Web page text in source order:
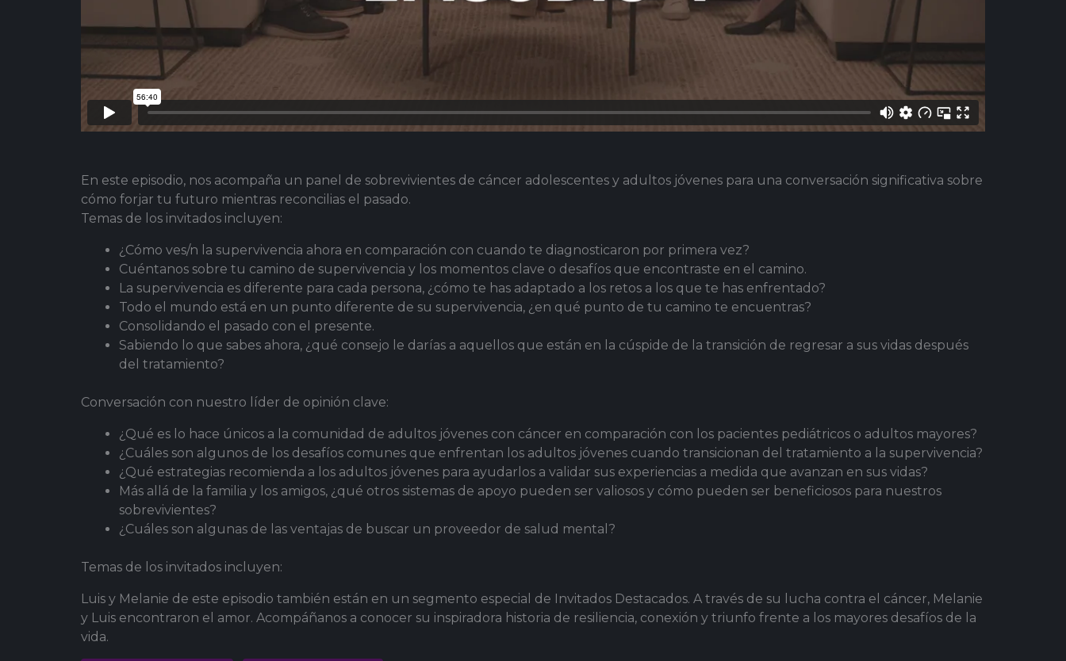
En este episodio, nos acompaña un panel de sobrevivientes de cáncer adolescentes y adultos jóvenes para una conversación significativa sobre
cómo forjar tu futuro mientras reconcilias el pasado.
Temas de los invitados incluyen:
¿Cómo ves/n la supervivencia ahora en comparación con cuando te diagnosticaron por primera vez?
Cuéntanos sobre tu camino de supervivencia y los momentos clave o desafíos que encontraste en el camino.
La supervivencia es diferente para cada persona, ¿cómo te has adaptado a los retos a los que te has enfrentado?
Todo el mundo está en un punto diferente de su supervivencia, ¿en qué punto de tu camino te encuentras?
Consolidando el pasado con el presente.
Sabiendo lo que sabes ahora, ¿qué consejo le darías a aquellos que están en la cúspide de la transición de regresar a sus vidas después
del tratamiento?
Conversación con nuestro líder de opinión clave:
¿Qué es lo hace únicos a la comunidad de adultos jóvenes con cáncer en comparación con los pacientes pediátricos o adultos mayores?
¿Cuáles son algunos de los desafíos comunes que enfrentan los adultos jóvenes cuando transicionan del tratamiento a la supervivencia?
¿Qué estrategias recomienda a los adultos jóvenes para ayudarlos a validar sus experiencias a medida que avanzan en sus vidas?
Más allá de la familia y los amigos, ¿qué otros sistemas de apoyo pueden ser valiosos y cómo pueden ser beneficiosos para nuestros
sobrevivientes?
¿Cuáles son algunas de las ventajas de buscar un proveedor de salud mental?
Temas de los invitados incluyen:
Luis y Melanie de este episodio también están en un segmento especial de Invitados Destacados. A través de su lucha contra el cáncer, Melanie
y Luis encontraron el amor. Acompáñanos a conocer su inspiradora historia de resiliencia, conexión y triunfo frente a los mayores desafíos de la
vida.